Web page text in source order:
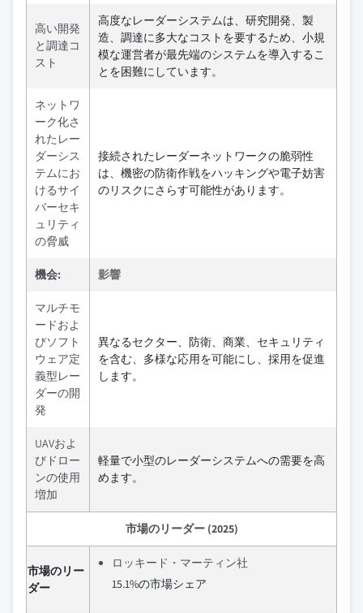
高い開発
と調達コ
スト
高度なレーダーシステムは、研究開発、製
造、調達に多大なコストを要するため、小規
模な運営者が最先端のシステムを導入するこ
とを困難にしています。
ネットワ
ーク化さ
れたレー
ダーシス
テムにお
けるサイ
バーセキ
ュリティ
の脅威
接続されたレーダーネットワークの脆弱性
は、機密の防衛作戦をハッキングや電子妨害
のリスクにさらす可能性があります。
機会: 影響
マルチモ
ードおよ
びソフト
ウェア定
義型レー
ダーの開
発
異なるセクター、防衛、商業、セキュリティ
を含む、多様な応用を可能にし、採用を促進
します。
UAVおよ
びドロー
ンの使用
増加
軽量で小型のレーダーシステムへの需要を高
めます。
市場のリーダー (2025)
市場のリー
ダー
ロッキード・マーティン社
15.1%の市場シェア